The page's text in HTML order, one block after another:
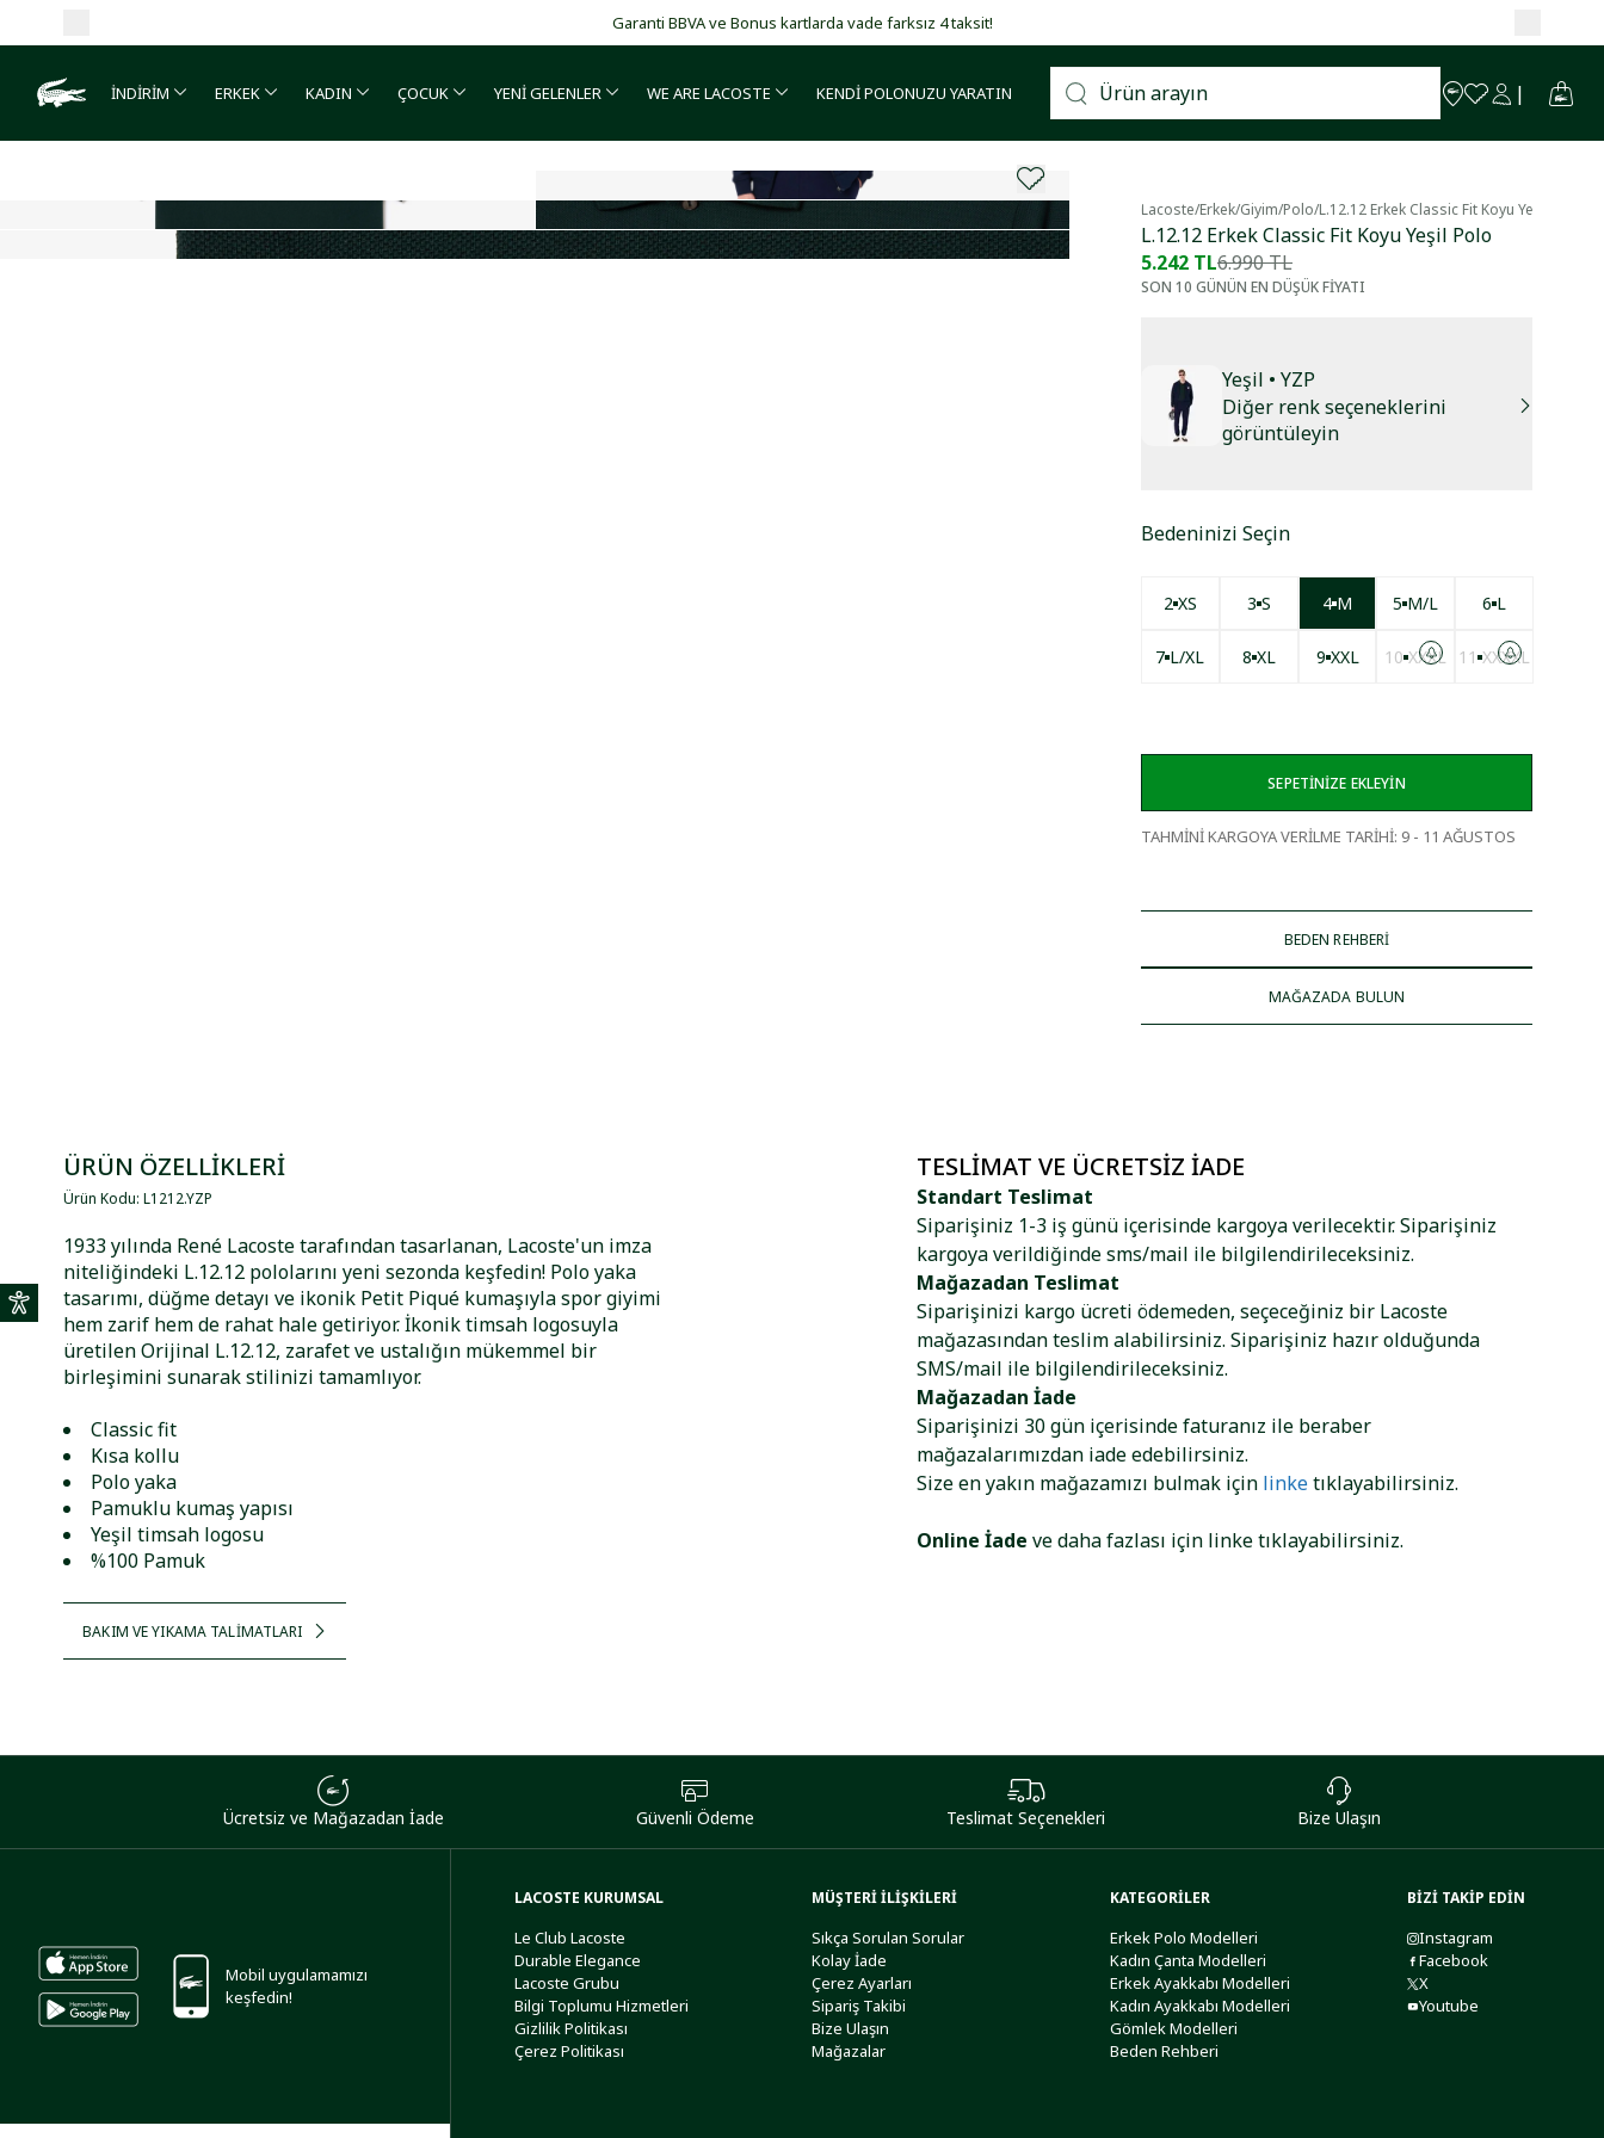
Garanti BBVA ve Bonus kartlarda vade farksız 4 taksit!
İNDİRİM ERKEK KADIN ÇOCUK YENİ GELENLER WE ARE LACOSTE KENDİ POLONUZU YARATIN
Lacoste/Erkek/Giyim/Polo/L.12.12 Erkek Classic Fit Koyu Yeşil Polo
L.12.12 Erkek Classic Fit Koyu Yeşil Polo
5.242 TL6.990 TL
SON 10 GÜNÜN EN DÜŞÜK FİYATI
Yeşil • YZP
Diğer renk seçeneklerini
görüntüleyin
Bedeninizi Seçin
2 XS 3 S 4 M 5 M/L 6 L
7 L/XL 8 XL 9 XXL 10 XXXL 11 XXXXL
SEPETİNİZE EKLEYİN
TAHMİNİ KARGOYA VERİLME TARİHİ: 9 - 11 AĞUSTOS
BEDEN REHBERİ
MAĞAZADA BULUN
ÜRÜN ÖZELLİKLERİ
Ürün Kodu:L1212.YZP
1933 yılında René Lacoste tarafından tasarlanan, Lacoste'un imza
niteliğindeki L.12.12 pololarını yeni sezonda keşfedin! Polo yaka
tasarımı, düğme detayı ve ikonik Petit Piqué kumaşıyla spor giyimi
hem zarif hem de rahat hale getiriyor. İkonik timsah logosuyla
üretilen Orijinal L.12.12, zarafet ve ustalığın mükemmel bir
birleşimini sunarak stilinizi tamamlıyor.
Classic fit
Kısa kollu
Polo yaka
Pamuklu kumaş yapısı
Yeşil timsah logosu
%100 Pamuk
BAKIM VE YIKAMA TALİMATLARI
TESLIMAT VE ÜCRETSIZ İADE
Standart Teslimat
Siparişiniz 1-3 iş günü içerisinde kargoya verilecektir. Siparişiniz
kargoya verildiğinde sms/mail ile bilgilendirileceksiniz.
Mağazadan Teslimat
Siparişinizi kargo ücreti ödemeden, seçeceğiniz bir Lacoste
mağazasından teslim alabilirsiniz. Siparişiniz hazır olduğunda
SMS/mail ile bilgilendirileceksiniz.
Mağazadan İade
Siparişinizi 30 gün içerisinde faturanız ile beraber
mağazalarımızdan iade edebilirsiniz.
Size en yakın mağazamızı bulmak için linketıklayabilirsiniz.
Online İade ve daha fazlası için linketıklayabilirsiniz.
Ücretsiz ve Mağazadan İade Güvenli Ödeme Teslimat Seçenekleri Bize Ulaşın
Mobil uygulamamızı
keşfedin!
LACOSTE KURUMSAL
Le Club Lacoste
Durable Elegance
Lacoste Grubu
Bilgi Toplumu Hizmetleri
Gizlilik Politikası
Çerez Politikası
MÜŞTERİ İLİŞKİLERİ
Sıkça Sorulan Sorular
Kolay İade
Çerez Ayarları
Sipariş Takibi
Bize Ulaşın
Mağazalar
KATEGORİLER
Erkek Polo Modelleri
Kadın Çanta Modelleri
Erkek Ayakkabı Modelleri
Kadın Ayakkabı Modelleri
Gömlek Modelleri
Beden Rehberi
BİZİ TAKİP EDİN
Instagram
Facebook
X
Youtube